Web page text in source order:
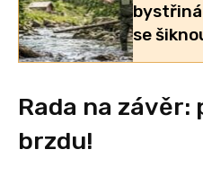
se
Rada na závěr:
brzdu!